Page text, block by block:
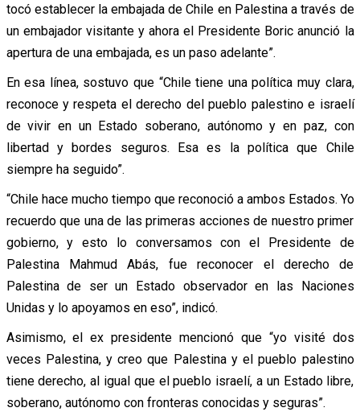
tocó establecer la embajada de Chile en Palestina a través de
un embajador visitante y ahora el Presidente Boric anunció la
apertura de una embajada, es un paso adelante”.
En esa línea, sostuvo que “Chile tiene una política muy clara,
reconoce y respeta el derecho del pueblo palestino e israelí
de vivir en un Estado soberano, autónomo y en paz, con
libertad y bordes seguros. Esa es la política que Chile
siempre ha seguido”.
“Chile hace mucho tiempo que reconoció a ambos Estados. Yo
recuerdo que una de las primeras acciones de nuestro primer
gobierno, y esto lo conversamos con el Presidente de
Palestina Mahmud Abás, fue reconocer el derecho de
Palestina de ser un Estado observador en las Naciones
Unidas y lo apoyamos en eso”, indicó.
Asimismo, el ex presidente mencionó que “yo visité dos
veces Palestina, y creo que Palestina y el pueblo palestino
tiene derecho, al igual que el pueblo israelí, a un Estado libre,
soberano, autónomo con fronteras conocidas y seguras”.